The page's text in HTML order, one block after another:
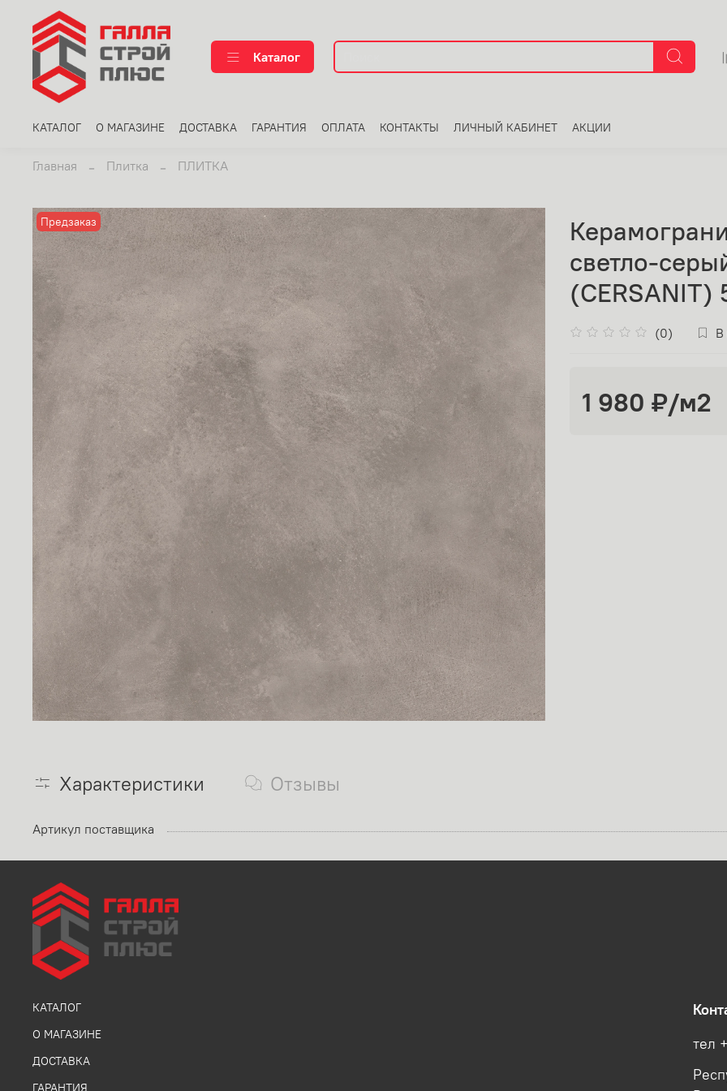
Каталог
КАТАЛОГ О МАГАЗИНЕ ДОСТАВКА ГАРАНТИЯ ОПЛАТА КОНТАКТЫ ЛИЧНЫЙ КАБИНЕТ АКЦИИ
Главная Плитка ПЛИТКА
Предзаказ
светло-
(CERSANIT)
(0) В
1 980 ₽/м2
Характеристики Отзывы
Артикул поставщика
КАТАЛОГ
О МАГАЗИНЕ
ДОСТАВКА
ГАРАНТИЯ
тел